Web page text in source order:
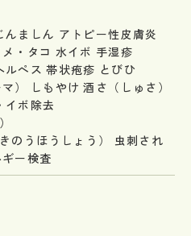
んましん アトピー性皮膚炎
・タコ 水イボ 手湿疹
ルペス 帯状疱疹 とびひ
） しもやけ 酒さ（しゅさ）
イボ除去
のうほうしょう）
虫刺され
ー検査